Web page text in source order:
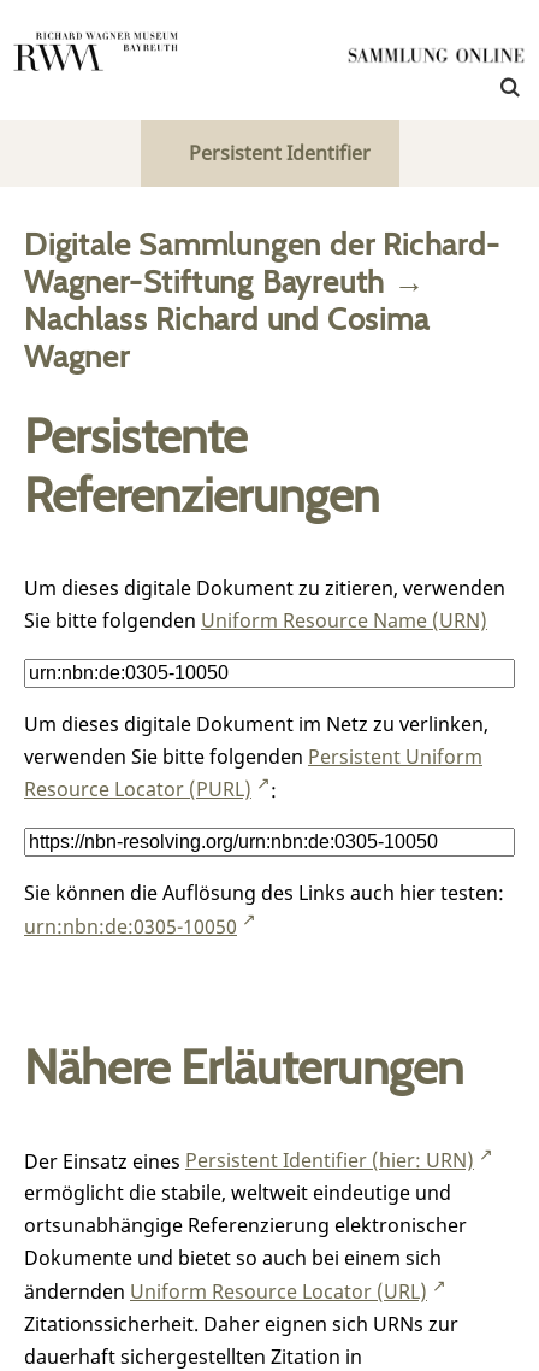
Persistent Identifier
Digitale Sammlungen der Richard-
Wagner-Stiftung Bayreuth →
Nachlass Richard und Cosima
Wagner
Persistente
Referenzierungen
Um dieses digitale Dokument zu zitieren, verwenden
Sie bitte folgenden Uniform Resource Name (URN)
Um dieses digitale Dokument im Netz zu verlinken,
verwenden Sie bitte folgenden Persistent Uniform
Resource Locator (PURL)
:
Sie können die Auflösung des Links auch hier testen:
urn:nbn:de:0305-10050
Nähere Erläuterungen
Der Einsatz eines Persistent Identifier (hier: URN)
ermöglicht die stabile, weltweit eindeutige und
ortsunabhängige Referenzierung elektronischer
Dokumente und bietet so auch bei einem sich
ändernden Uniform Resource Locator (URL)
Zitationssicherheit. Daher eignen sich URNs zur
dauerhaft sichergestellten Zitation in